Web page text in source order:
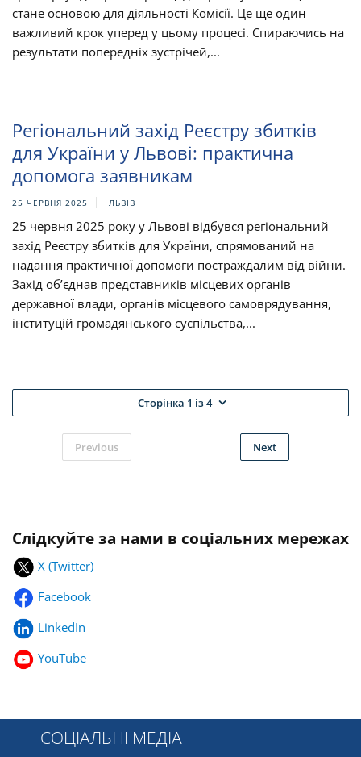
стане основою для діяльності Комісії. Це ще один
важливий крок уперед у цьому процесі. Спираючись на
результати попередніх зустрічей,...
Регіональний захід Реєстру збитків
для України у Львові: практична
допомога заявникам
25 ЧЕРВНЯ 2025 ЛЬВІВ
25 червня 2025 року у Львові відбувся регіональний
захід Реєстру збитків для України, спрямований на
надання практичної допомоги постраждалим від війни.
Захід об’єднав представників місцевих органів
державної влади, органів місцевого самоврядування,
інституцій громадянського суспільства,...
Сторінка 1 із 4
Previous Next
Слідкуйте за нами в соціальних мережах
X (Twitter)
Facebook
LinkedIn
YouTube
СОЦІАЛЬНІ МЕДІА